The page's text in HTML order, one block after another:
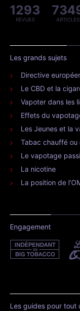
1293
REVUES ARTICLES
Les grands sujets
Directive
Le CBD et la
Vapoter dans les
Effets du
Les Jeunes et la
Tabac chauffé
Le vapotage
La nicotine
La position de
Engagement
Les guides pour tout